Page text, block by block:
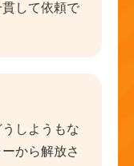
して依頼で
うしようもな
から解放さ